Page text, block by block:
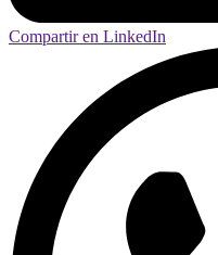
Compartir en LinkedIn